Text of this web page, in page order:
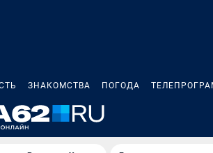
ЗНАКОМСТВА ПОГОДА